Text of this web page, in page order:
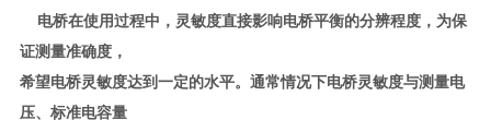
电桥在使用过程中，灵敏度直接影响电桥平衡的分辨程度，为保
证测量准确度，
希望电桥灵敏度达到一定的水平。通常情况下电桥灵敏度与测量电
压、标准电容量